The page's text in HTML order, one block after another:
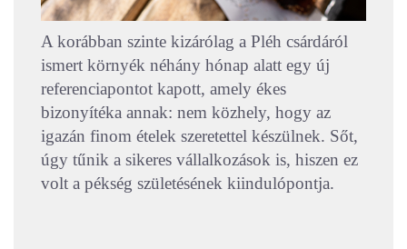
A korábban szinte kizárólag a Pléh csárdáról
ismert környék néhány hónap alatt egy új
referenciapontot kapott, amely ékes
bizonyítéka annak: nem közhely, hogy az
igazán finom ételek szeretettel készülnek. Sőt,
úgy tűnik a sikeres vállalkozások is, hiszen ez
volt a pékség születésének kiindulópontja.